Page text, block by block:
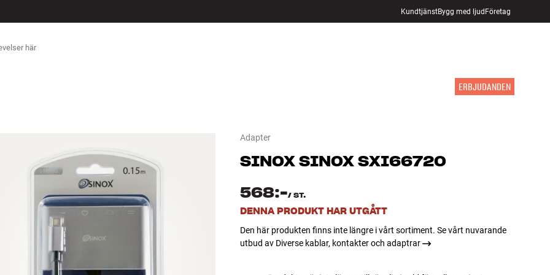
KundtjänstBygg med ljudFöretag
ERBJUDANDEN
Adapter
SINOX SINOX SXI66720
568:-/ ST.
DENNA PRODUKT HAR UTGÅTT
Den här produkten finns inte längre i vårt sortiment. Se vårt nuvarande
utbud av Diverse kablar, kontakter och adaptrar